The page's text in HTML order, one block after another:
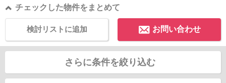
チェックした物件をまとめて
お問い合わせ
検討リストに追加
さらに条件を絞り込む